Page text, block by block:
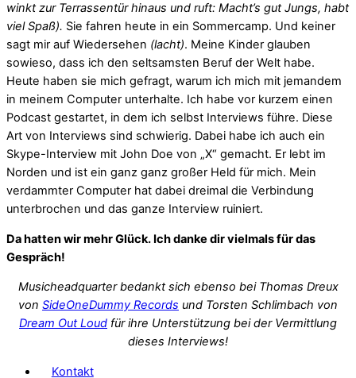
winkt zur Terrassentür hinaus und ruft: Macht’s gut Jungs, habt
viel Spaß). Sie fahren heute in ein Sommercamp. Und keiner
sagt mir auf Wiedersehen (lacht). Meine Kinder glauben
sowieso, dass ich den seltsamsten Beruf der Welt habe.
Heute haben sie mich gefragt, warum ich mich mit jemandem
in meinem Computer unterhalte. Ich habe vor kurzem einen
Podcast gestartet, in dem ich selbst Interviews führe. Diese
Art von Interviews sind schwierig. Dabei habe ich auch ein
Skype-Interview mit John Doe von „X“ gemacht. Er lebt im
Norden und ist ein ganz ganz großer Held für mich. Mein
verdammter Computer hat dabei dreimal die Verbindung
unterbrochen und das ganze Interview ruiniert.
Da hatten wir mehr Glück. Ich danke dir vielmals für das
Gespräch!
Musicheadquarter bedankt sich ebenso bei Thomas Dreux
von SideOneDummy Records und Torsten Schlimbach von
Dream Out Loud für ihre Unterstützung bei der Vermittlung
dieses Interviews!
Kontakt